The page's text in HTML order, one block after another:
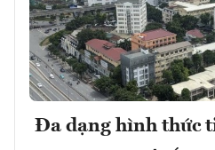
Đa dạng hình thức